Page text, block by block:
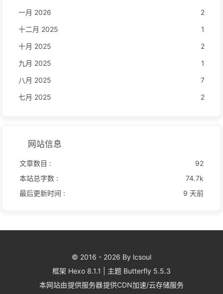
一月 2026
2
十二月 2025
1
十月 2025
2
九月 2025
1
八月 2025
7
七月 2025
2
网站信息
文章数目 :
92
本站总字数 :
74.7k
最后更新时间 :
9 天前
© 2016 - 2026 By lcsoul
框架 Hexo 8.1.1 主题 Butterfly 5.5.3
本网站由提供服务器提供CDN加速/云存储服务